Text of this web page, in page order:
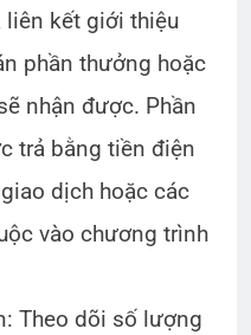
liên kết giới thiệu
phần thưởng hoặc
nhận được. Phần
trả bằng tiền điện
dịch hoặc các
vào chương trình
Theo dõi số lượng